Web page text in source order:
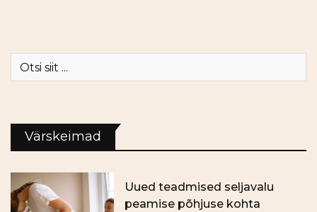
Värskeimad
Uued teadmised seljavalu
peamise põhjuse kohta